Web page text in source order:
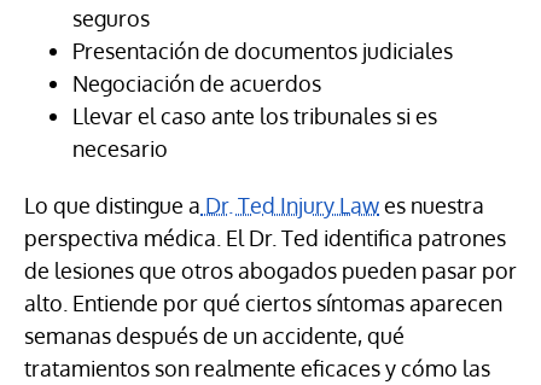
seguros
Presentación de documentos judiciales
Negociación de acuerdos
Llevar el caso ante los tribunales si es
necesario
Lo que distingue a Dr. Ted Injury Lawes nuestra
perspectiva médica. El Dr. Ted identifica patrones
de lesiones que otros abogados pueden pasar por
alto. Entiende por qué ciertos síntomas aparecen
semanas después de un accidente, qué
tratamientos son realmente eficaces y cómo las